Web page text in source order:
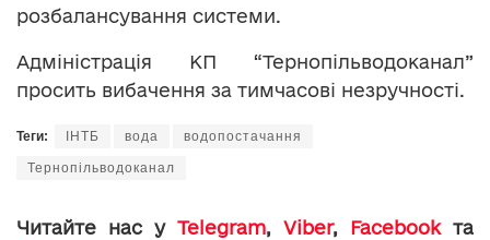
розбалансування системи.
Адміністрація КП “Тернопільводоканал”
просить вибачення за тимчасові незручності.
Теги: ІНТБ вода водопостачання
Тернопільводоканал
Читайте нас у Telegram, Viber, Facebookта